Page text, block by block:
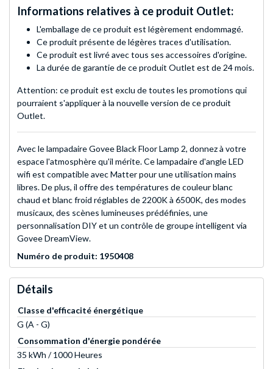
Informations relatives à ce produit Outlet:
L'emballage de ce produit est légèrement endommagé.
Ce produit présente de légères traces d'utilisation.
Ce produit est livré avec tous ses accessoires d'origine.
La durée de garantie de ce produit Outlet est de 24 mois.
Attention: ce produit est exclu de toutes les promotions qui
pourraient s'appliquer à la nouvelle version de ce produit
Outlet.
Avec le lampadaire Govee Black Floor Lamp 2, donnez à votre
espace l'atmosphère qu'il mérite. Ce lampadaire d'angle LED
wifi est compatible avec Matter pour une utilisation mains
libres. De plus, il offre des températures de couleur blanc
chaud et blanc froid réglables de 2200K à 6500K, des modes
musicaux, des scènes lumineuses prédéfinies, une
personnalisation DIY et un contrôle de groupe intelligent via
Govee DreamView.
Numéro de produit: 1950408
Détails
Classe d'efficacité énergétique
G (A - G)
Consommation d'énergie pondérée
35 kWh / 1000 Heures